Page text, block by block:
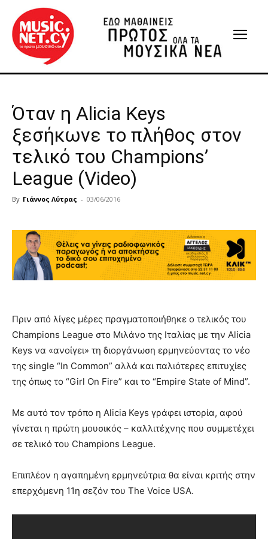
Όταν η Alicia Keys
ξεσήκωνε το πλήθος στον
τελικό του Champions’
League (Video)
By Γιάννος Λύτρας - 03/06/2016
Πριν από λίγες μέρες πραγματοποιήθηκε ο τελικός του
Champions League στο Μιλάνο της Ιταλίας με την Alicia
Keys να «ανοίγει» τη διοργάνωση ερμηνεύοντας το νέο
της single “In Common” αλλά και παλιότερες επιτυχίες
της όπως το “Girl On Fire” και το “Empire State of Mind”.
Με αυτό τον τρόπο η Alicia Keys γράφει ιστορία, αφού
γίνεται η πρώτη μουσικός – καλλιτέχνης που συμμετέχει
σε τελικό του Champions League.
Επιπλέον η αγαπημένη ερμηνεύτρια θα είναι κριτής στην
επερχόμενη 11η σεζόν του The Voice USA.